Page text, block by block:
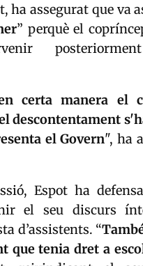
ha assegurat que va
” perquè el
certa manera el
descontentament
el Govern", ha
Espot ha
el seu discurs
d’assistents. “
que tenia dret a